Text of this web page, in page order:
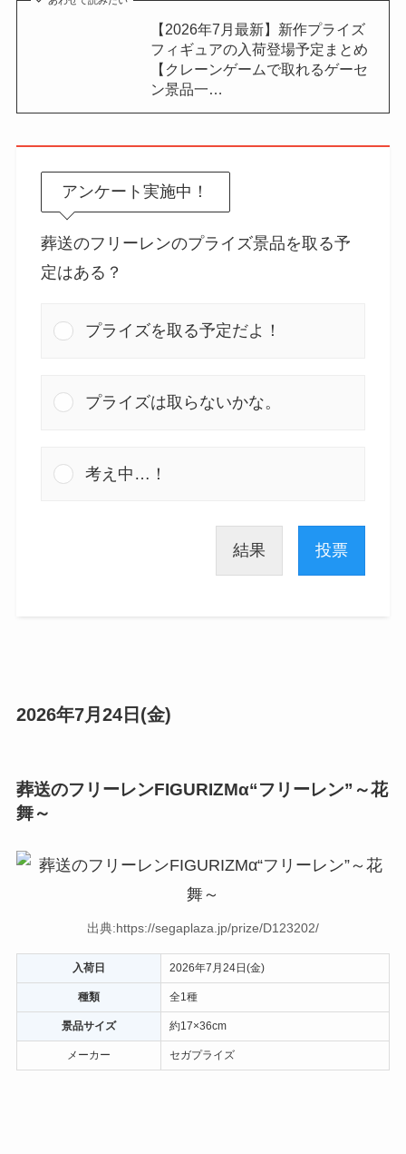
【2026年7月最新】新作プライズ
フィギュアの入荷登場予定まとめ
【クレーンゲームで取れるゲーセ
ン景品一…
アンケート実施中！
葬送のフリーレンのプライズ景品を取る予
定はある？
プライズを取る予定だよ！
プライズは取らないかな。
考え中…！
結果 投票
2026年7月24日(金)
葬送のフリーレンFIGURIZMα“フリーレン”～花
舞～
出典:https://segaplaza.jp/prize/D123202/
入荷日 2026年7月24日(金)
種類 全1種
景品サイズ 約17×36cm
メーカー セガプライズ